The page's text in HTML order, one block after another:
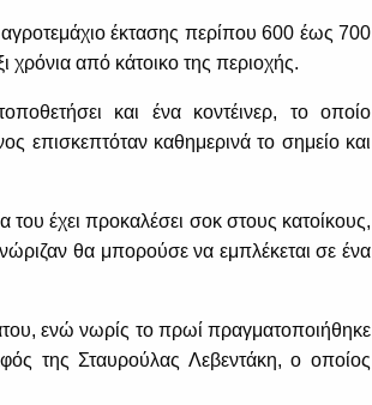
έκτασης περίπου 600 έως 700
χρόνια από κάτοικο της περιοχής.
και ένα κοντέινερ, το οποίο
επισκεπτόταν καθημερινά το σημείο και
έχει προκαλέσει σοκ στους κατοίκους,
θα μπορούσε να εμπλέκεται σε ένα
ενώ νωρίς το πρωί πραγματοποιήθηκε
της Σταυρούλας Λεβεντάκη, ο οποίος